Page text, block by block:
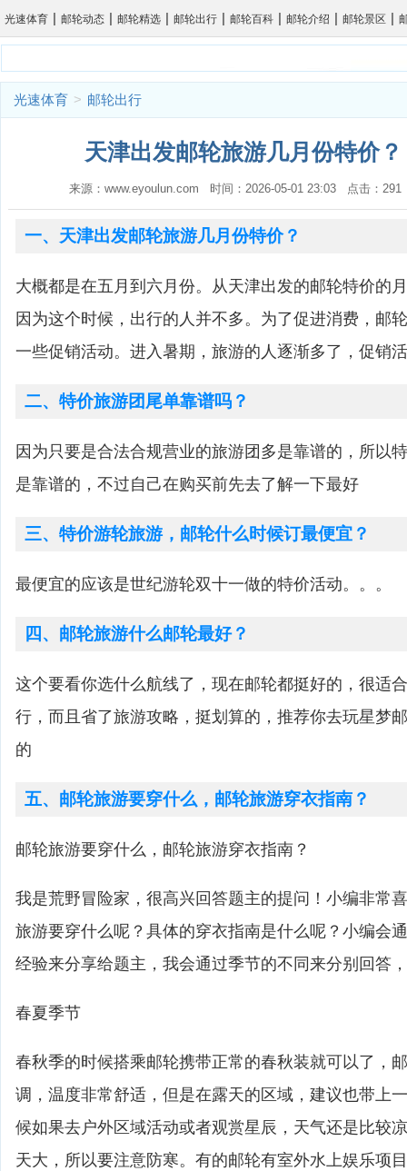
光速体育 | 邮轮动态 | 邮轮精选 | 邮轮出行 | 邮轮百科 | 邮轮介绍 | 邮轮景区 |
光速体育 > 邮轮出行
天津出发邮轮旅游几月份特价
来源：www.eyoulun.com 时间：2026-05-01 23:03 点击：
一、天津出发邮轮旅游几月份特价？
大概都是在五月到六月份。从天津出发的邮轮特价的
因为这个时候，出行的人并不多。为了促进消费，邮
一些促销活动。进入暑期，旅游的人逐渐多了，促销
二、特价旅游团尾单靠谱吗？
因为只要是合法合规营业的旅游团多是靠谱的，所以
是靠谱的，不过自己在购买前先去了解一下最好
三、特价游轮旅游，邮轮什么时候订最便宜？
最便宜的应该是世纪游轮双十一做的特价活动。。。
四、邮轮旅游什么邮轮最好？
这个要看你选什么航线了，现在邮轮都挺好的，很适
行，而且省了旅游攻略，挺划算的，推荐你去玩星梦
的
五、邮轮旅游要穿什么，邮轮旅游穿衣指南？
邮轮旅游要穿什么，邮轮旅游穿衣指南？
我是荒野冒险家，很高兴回答题主的提问！小编非常
旅游要穿什么呢？具体的穿衣指南是什么呢？小编会
经验来分享给题主，我会通过季节的不同来分别回答
春夏季节
春秋季的时候搭乘邮轮携带正常的春秋装就可以了，
调，温度非常舒适，但是在露天的区域，建议也带上
候如果去户外区域活动或者观赏星辰，天气还是比较
天大，所以要注意防寒。有的邮轮有室外水上娱乐项